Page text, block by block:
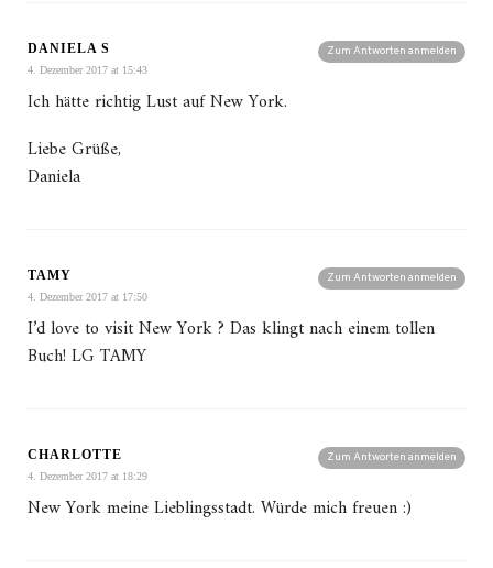
Zum Antworten anmelden
DANIELA S
4. Dezember 2017 at 15:43
Ich hätte richtig Lust auf New York.
Liebe Grüße,
Daniela
Zum Antworten anmelden
TAMY
4. Dezember 2017 at 17:50
I’d love to visit New York ? Das klingt nach einem tollen
Buch! LG TAMY
Zum Antworten anmelden
CHARLOTTE
4. Dezember 2017 at 18:29
New York meine Lieblingsstadt. Würde mich freuen :)